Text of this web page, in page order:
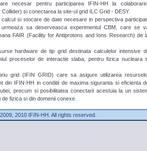
necesar pentru participarea IFIN-HH la
si conectarea la site-ul grid ILC Grid - DESY.
si stocare de date necesare in perspectiva
sa deserveasca experimentul CBM, care se
FAIR (Facility for Antiprotons and Ions Research) de
hardware de tip grid destinata calculelor intensive
proceselor de interactie slaba, pentru fizica nucleara
grid (IFIN GRID) care sa asigure utilizarea
din IFIN-HH in conditii de maxima siguranta si eficienta
precum si posibilitatea conectarii acestuia la un
fizica si din domenii conexe.
2010 IFIN-HH. All rights reserved.